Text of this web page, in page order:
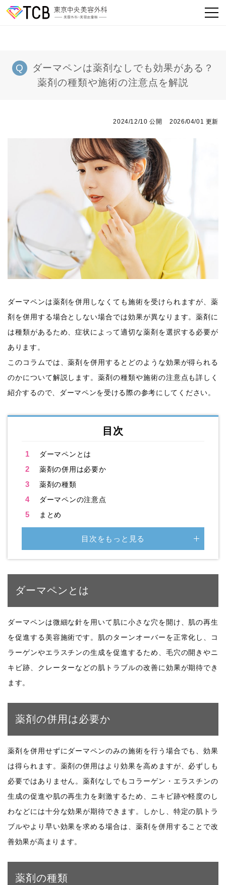
ダーマペンは薬剤なしでも効果がある？
薬剤の種類や施術の注意点を解説
2024/12/10 公開 2026/04/01 更新
ダーマペンは薬剤を併用しなくても施術を受けられますが、薬
剤を併用する場合としない場合では効果が異なります。薬剤に
は種類があるため、症状によって適切な薬剤を選択する必要が
あります。
このコラムでは、薬剤を併用するとどのような効果が得られる
のかについて解説します。薬剤の種類や施術の注意点も詳しく
紹介するので、ダーマペンを受ける際の参考にしてください。
目次
1 ダーマペンとは
2 薬剤の併用は必要か
3 薬剤の種類
4 ダーマペンの注意点
5 まとめ
目次をもっと見る
ダーマペンとは
ダーマペンは微細な針を用いて肌に小さな穴を開け、肌の再生
を促進する美容施術です。肌のターンオーバーを正常化し、コ
ラーゲンやエラスチンの生成を促進するため、毛穴の開きやニ
キビ跡、クレーターなどの肌トラブルの改善に効果が期待でき
ます。
薬剤の併用は必要か
薬剤を併用せずにダーマペンのみの施術を行う場合でも、効果
は得られます。薬剤の併用はより効果を高めますが、必ずしも
必要ではありません。薬剤なしでもコラーゲン・エラスチンの
生成の促進や肌の再生力を刺激するため、ニキビ跡や軽度のし
わなどには十分な効果が期待できます。しかし、特定の肌トラ
ブルやより早い効果を求める場合は、薬剤を併用することで改
善効果が高まります。
薬剤の種類